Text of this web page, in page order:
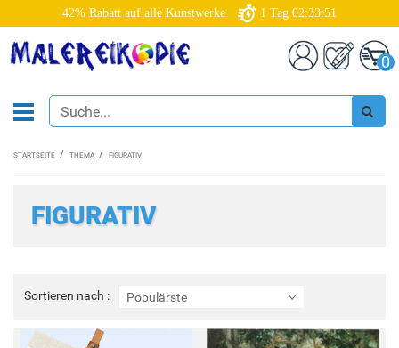
42% Rabatt auf alle Kunstwerke 1 Tag 02:33:49
0
STARTSEITE THEMA FIGURATIV
FIGURATIV
Sortieren nach : Populärste
Sortieren
nach